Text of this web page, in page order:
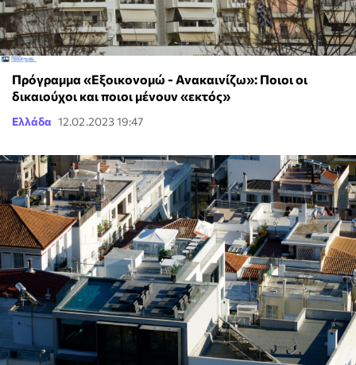
Πρόγραμμα «Εξοικονομώ - Ανακαινίζω»: Ποιοι οι
δικαιούχοι και ποιοι μένουν «εκτός»
Ελλάδα 12.02.2023 19:47